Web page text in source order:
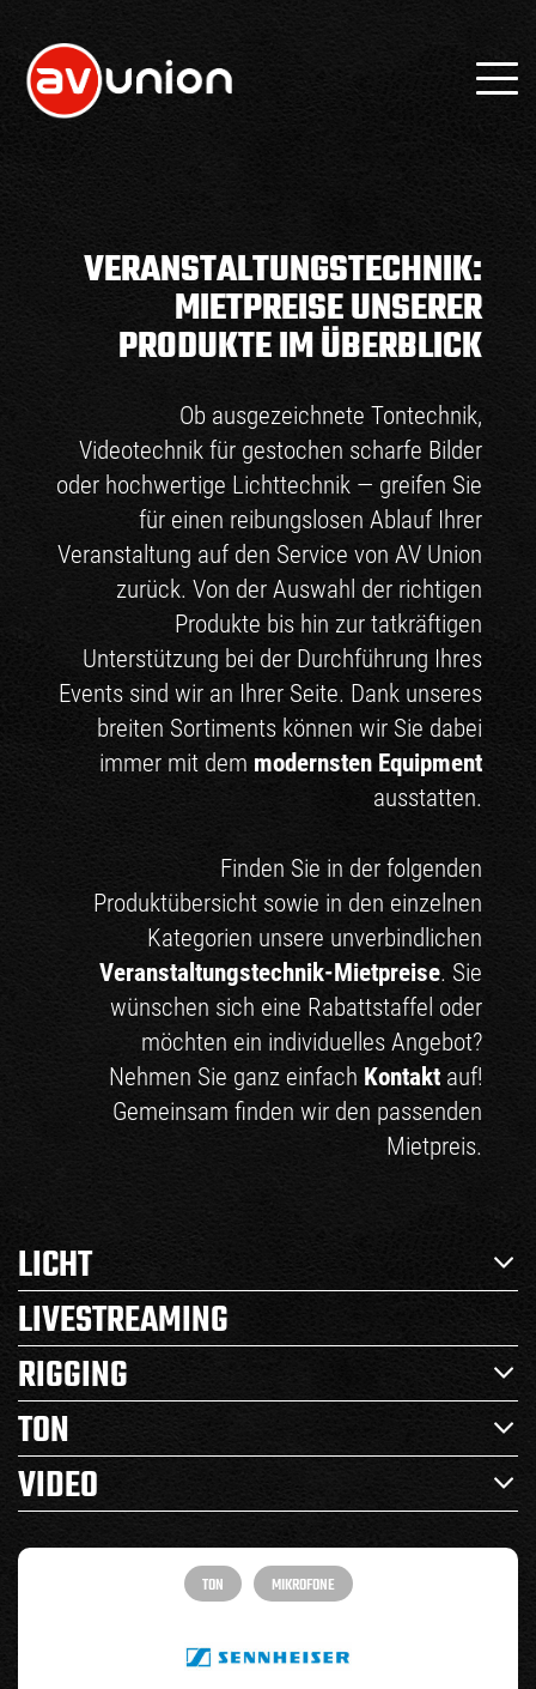
VERANSTALTUNGSTECHNIK:
MIETPREISE UNSERER
PRODUKTE IM ÜBERBLICK
Ob ausgezeichnete Tontechnik,
Videotechnik für gestochen scharfe Bilder
oder hochwertige Lichttechnik — greifen Sie
für einen reibungslosen Ablauf Ihrer
Veranstaltung auf den Service von AV Union
zurück. Von der Auswahl der richtigen
Produkte bis hin zur tatkräftigen
Unterstützung bei der Durchführung Ihres
Events sind wir an Ihrer Seite. Dank unseres
breiten Sortiments können wir Sie dabei
immer mit dem modernsten Equipment
ausstatten.
Finden Sie in der folgenden
Produktübersicht sowie in den einzelnen
Kategorien unsere unverbindlichen
Veranstaltungstechnik-Mietpreise. Sie
wünschen sich eine Rabattstaffel oder
möchten ein individuelles Angebot?
Nehmen Sie ganz einfach Kontakt auf!
Gemeinsam finden wir den passenden
Mietpreis.
LICHT
LIVESTREAMING
RIGGING
TON
VIDEO
TON MIKROFONE